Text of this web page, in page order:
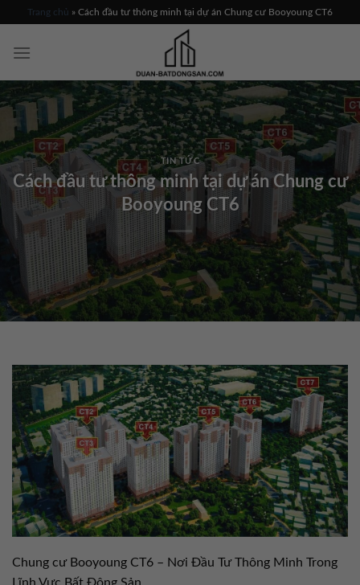
content
Trang chủ » Cách đầu tư thông minh tại dự án Chung cư Booyoung CT6
TIN TỨC
Cách đầu tư thông minh tại dự án Chung cư
Booyoung CT6
Chung cư Booyoung CT6 – Nơi Đầu Tư Thông Minh Trong